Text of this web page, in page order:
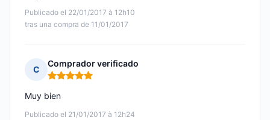
Publicado el 22/01/2017 à 12h10
tras una compra de 11/01/2017
C
Comprador verificado
Nota: 5 de 5
Publicado el 21/01/2017 à 12h24
Muy bien